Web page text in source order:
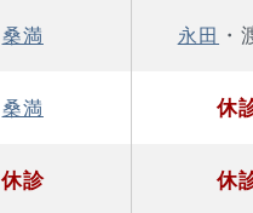
桑満
桑満
休診
永田 ・
休
休